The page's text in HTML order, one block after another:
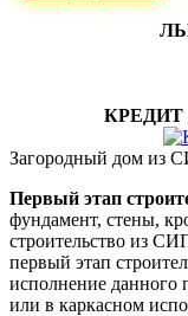
Загородный дом из
Первый этап
фундамент, стены,
строительство из
первый этап
исполнение
или в каркасном